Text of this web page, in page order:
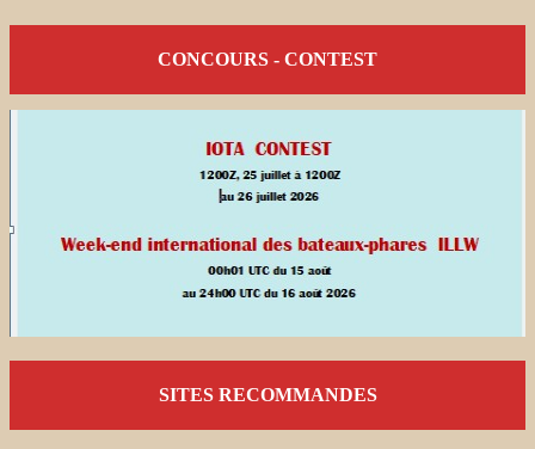
CONCOURS - CONTEST
SITES RECOMMANDES